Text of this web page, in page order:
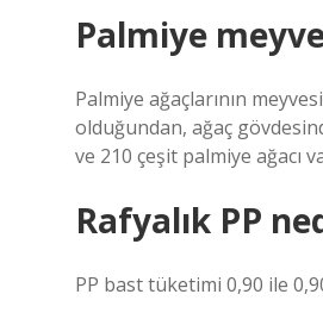
Palmiye
Palmiye ağaçlarının
olduğundan, ağaç
ve 210 çeşit palmiye ağacı
Rafyalık PP
PP bast tüketimi 0,90 ile